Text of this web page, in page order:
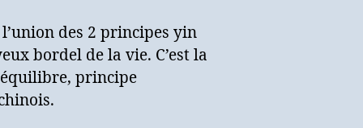
des 2 principes yin
bordel de la vie. C’est la
principe